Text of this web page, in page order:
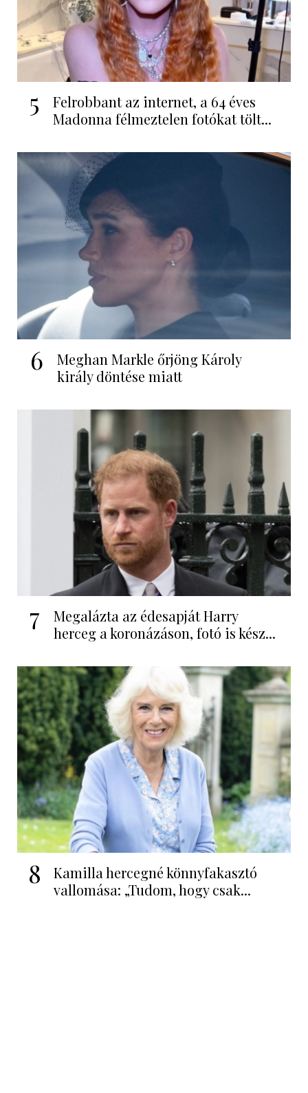
5
Felrobbant az internet, a 64 éves
Madonna félmeztelen fotókat tölt...
6
Meghan Markle őrjöng Károly
király döntése miatt
7
Megalázta az édesapját Harry
herceg a koronázáson, fotó is kész...
8
Kamilla hercegné könnyfakasztó
vallomása: „Tudom, hogy csak...